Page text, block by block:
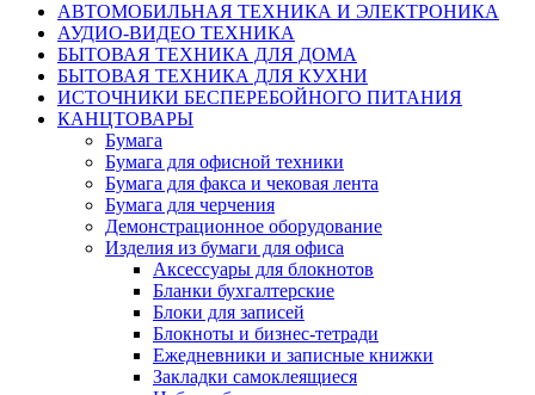
АВТОМОБИЛЬНАЯ ТЕХНИКА И ЭЛЕКТРОНИКА
АУДИО-ВИДЕО ТЕХНИКА
БЫТОВАЯ ТЕХНИКА ДЛЯ ДОМА
БЫТОВАЯ ТЕХНИКА ДЛЯ КУХНИ
ИСТОЧНИКИ БЕСПЕРЕБОЙНОГО ПИТАНИЯ
КАНЦТОВАРЫ
Бумага
Бумага для офисной техники
Бумага для факса и чековая лента
Бумага для черчения
Демонстрационное оборудование
Изделия из бумаги для офиса
Аксессуары для блокнотов
Бланки бухгалтерские
Блоки для записей
Блокноты и бизнес-тетради
Ежедневники и записные книжки
Закладки самоклеящиеся